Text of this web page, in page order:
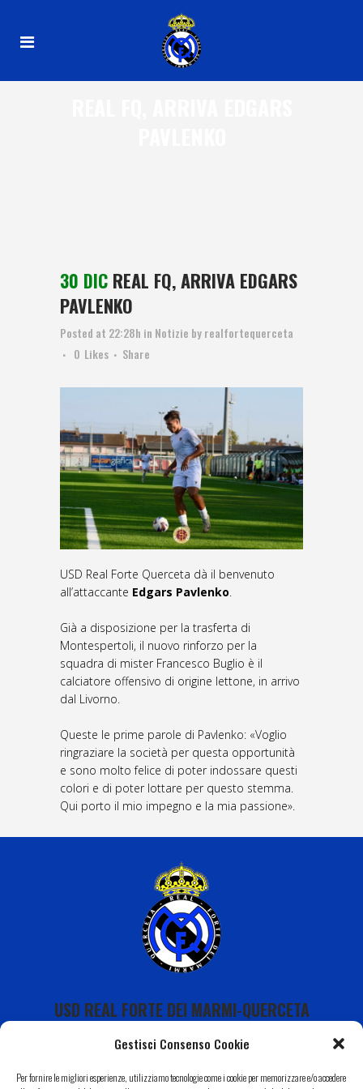
Gestisci Consenso Cookie
Per fornire le migliori esperienze, utilizziamo tecnologie come i cookie per memorizzare e/o accedere
30 DIC REAL FQ, ARRIVA EDGARS
PAVLENKO
Posted at 22:28h in Notizie byrealfortequerceta
0 Likes Share
USD Real Forte Querceta dà il benvenuto
all’attaccante Edgars Pavlenko
Già a disposizione per la trasferta di
Montespertoli, il nuovo rinforzo per la
squadra di mister Francesco Buglio è il
calciatore offensivo di origine lettone, in arrivo
dal Livorno.
Queste le prime parole di Pavlenko: «Voglio
ringraziare la società per questa opportunità
e sono molto felice di poter indossare questi
colori e di poter lottare per questo stemma.
Qui porto il mio impegno e la mia passione».
USD REAL FORTE DEI MARMI-QUERCETA